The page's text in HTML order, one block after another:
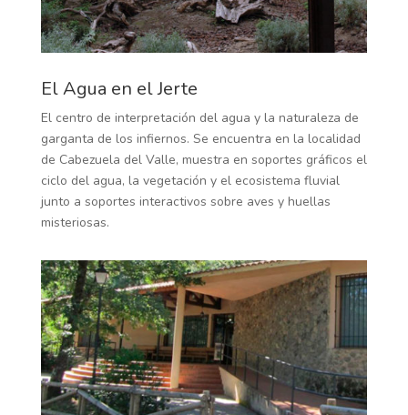
El Agua en el Jerte
El centro de interpretación del agua y la naturaleza de
garganta de los infiernos. Se encuentra en la localidad
de Cabezuela del Valle, muestra en soportes gráficos el
ciclo del agua, la vegetación y el ecosistema fluvial
junto a soportes interactivos sobre aves y huellas
misteriosas.